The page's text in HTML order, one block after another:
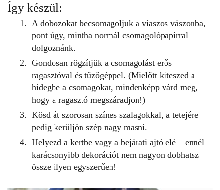
Így készül:
A dobozokat becsomagoljuk a viaszos vászonba,
pont úgy, mintha normál csomagolópapírral
dolgoznánk.
Gondosan rögzítjük a csomagolást erős
ragasztóval és tűzőgéppel. (Mielőtt kiteszed a
hidegbe a csomagokat, mindenképp várd meg,
hogy a ragasztó megszáradjon!)
Kösd át szorosan színes szalagokkal, a tetejére
pedig kerüljön szép nagy masni.
Helyezd a kertbe vagy a bejárati ajtó elé – ennél
karácsonyibb dekorációt nem nagyon dobhatsz
össze ilyen egyszerűen!